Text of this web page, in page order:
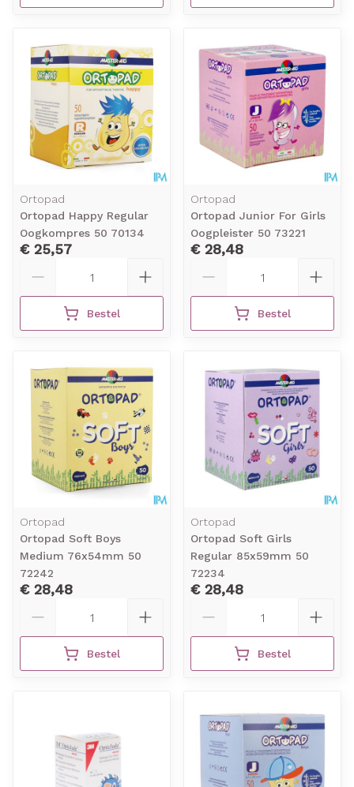
Ortopad
Ortopad Happy Regular
Oogkompres 50 70134
€ 25,57
Bestel
Ortopad
Ortopad Junior For Girls
Oogpleister 50 73221
€ 28,48
Bestel
Ortopad
Ortopad Soft Boys
Medium 76x54mm 50
72242
€ 28,48
Bestel
Ortopad
Ortopad Soft Girls
Regular 85x59mm 50
72234
€ 28,48
Bestel